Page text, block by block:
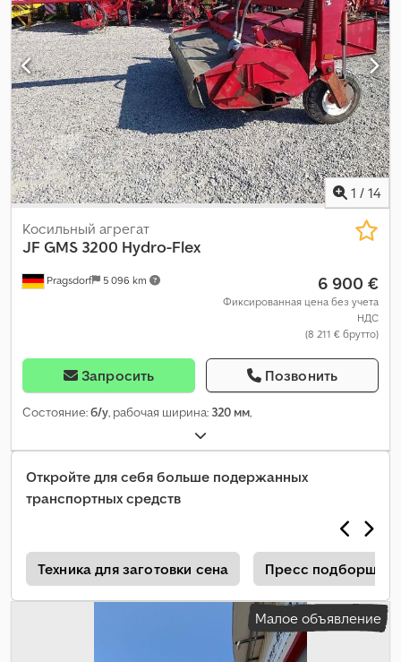
1 / 14
Pragsdorf 5 096 km
Косильный агрегат
JF GMS 3200 Hydro-Flex
6 900 €
Фиксированная цена без учета
НДС
(8 211 € брутто)
Запросить Позвонить
Состояние:б/у, рабочая ширина: 320 мм,
Откройте для себя больше подержанных
транспортных средств
Техника для заготовки сена Пресс подборщики
Малое объявление